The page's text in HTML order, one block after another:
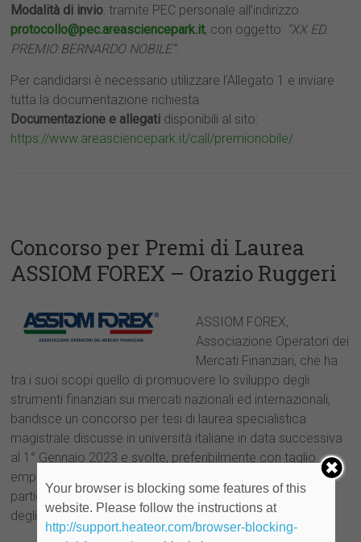
Modalità di invio: tramite PEC personale all’indirizzo
protocollo@pec.areasciencepark.it, con oggetto: “XX ED.
PREMIO BERNARDO NOBILE”.
Per candidarsi è necessario utilizzare l’Allegato 1 e inviare
tutta la documentazione richiesta.
Documentazione e allegati disponibili al sito:
https://www.areasciencepark.it/call/premionobile/
Concorso per Premi di Laurea
ASSIOM FOREX – Orazio Ruggeri
ASSIOM FOREX,
Associazione Operatori dei
Mercati Finanziari, che ha
tra i suoi scopi quello di promuovere lo sviluppo degli
strumenti finanziari sui mercati nazionali ed internazionali,
bandisce un concorso per tesi di laurea specialistica
magistrale discusse in università italiane in data successiva
al 1° Gennaio 2023 e svolte, preferibilmente con taglio
empirico, su argomenti riguardanti i mercati finanziari, con
particolare riferimento all’innovazione e alla valutazione
degli strumenti finanziari.
Your browser is blocking some features of this
website. Please follow the instructions at
http://support.heateor.com/browser-blocking-